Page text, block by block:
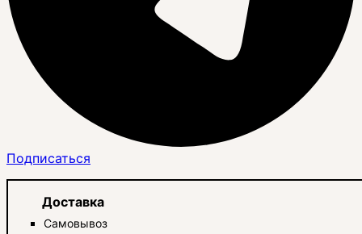
Подписаться
Доставка
Самовывоз